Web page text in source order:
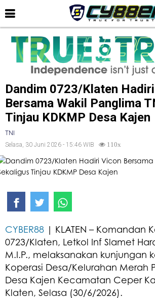
Dandim 0723/Klaten
Bersama Wakil Panglima
Tinjau KDKMP Desa Kajen
TNI
Selasa, 30 Juni 2026 - 15:46 WIB
110x
CYBER88 | KLATEN – Komandan
0723/Klaten, Letkol Inf Slamet
M.I.P., melaksanakan kunjungan
Koperasi Desa/Kelurahan Merah
Desa Kajen Kecamatan Ceper
Klaten, Selasa (30/6/2026).